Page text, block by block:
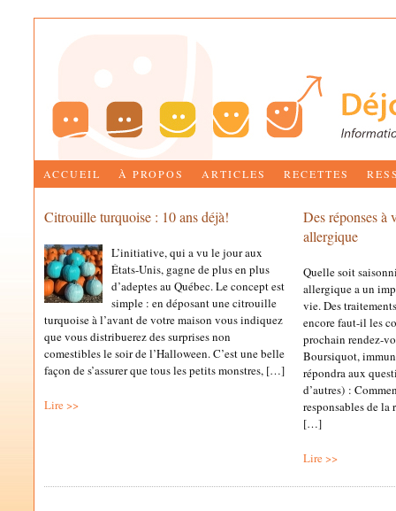
ACCUEIL À PROPOS ARTICLES RECETTES
Citrouille turquoise : 10 ans déjà!
L’initiative, qui a vu le jour aux
États-Unis, gagne de plus en plus
d’adeptes au Québec. Le concept est
simple : en déposant une citrouille
turquoise à l’avant de votre maison vous indiquez
que vous distribuerez des surprises non
comestibles le soir de l’Halloween. C’est une belle
façon de s’assurer que tous les petits monstres, […]
Lire >>
Des réponses à
allergique
Quelle soit
allergique a un
vie. Des
encore faut-il les
prochain rendez-
Boursiquot,
répondra aux
d’autres) :
responsables de
[…]
Lire >>